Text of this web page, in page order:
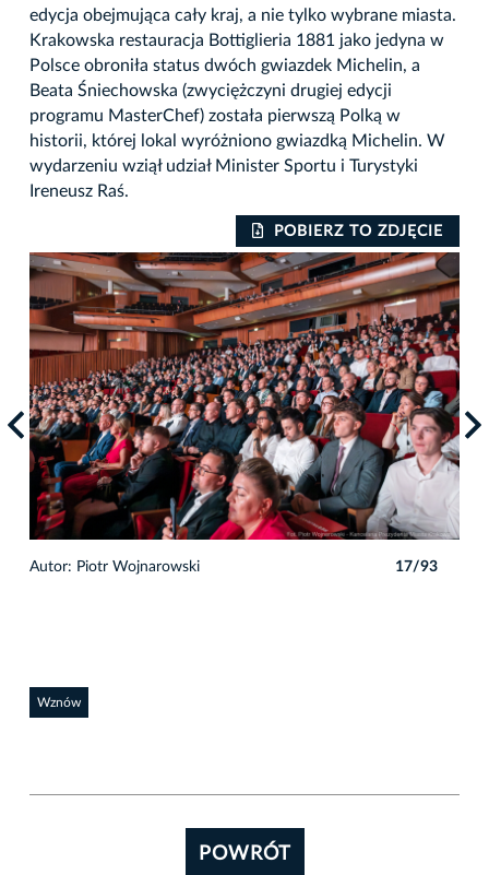
edycja obejmująca cały kraj, a nie tylko wybrane miasta.
Krakowska restauracja Bottiglieria 1881 jako jedyna w
Polsce obroniła status dwóch gwiazdek Michelin, a
Beata Śniechowska (zwyciężczyni drugiej edycji
programu MasterChef) została pierwszą Polką w
historii, której lokal wyróżniono gwiazdką Michelin. W
wydarzeniu wziął udział Minister Sportu i Turystyki
Ireneusz Raś.
POBIERZ TO ZDJĘCIE
Autor: Piotr Wojnarowski 17/93
Wznów
POWRÓT